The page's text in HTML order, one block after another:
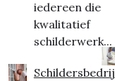
iedereen die
kwalitatief
schilderwerk...
Schildersbedrij